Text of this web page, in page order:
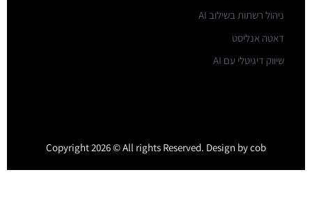
ניהול רשתות בשילוב AI
דאטה אנליסט
שיווק דיגיטלי עם AI
Copyright 2026 © All rights Reserved. Design by cob